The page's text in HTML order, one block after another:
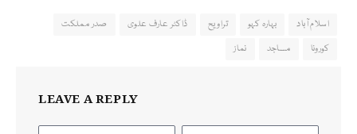
اسلام آباد بہارہ کہو تراویح ڈاکٹر عارف علوی
صدر مملکت
کورونا
مساجد نماز
LEAVE A REPLY